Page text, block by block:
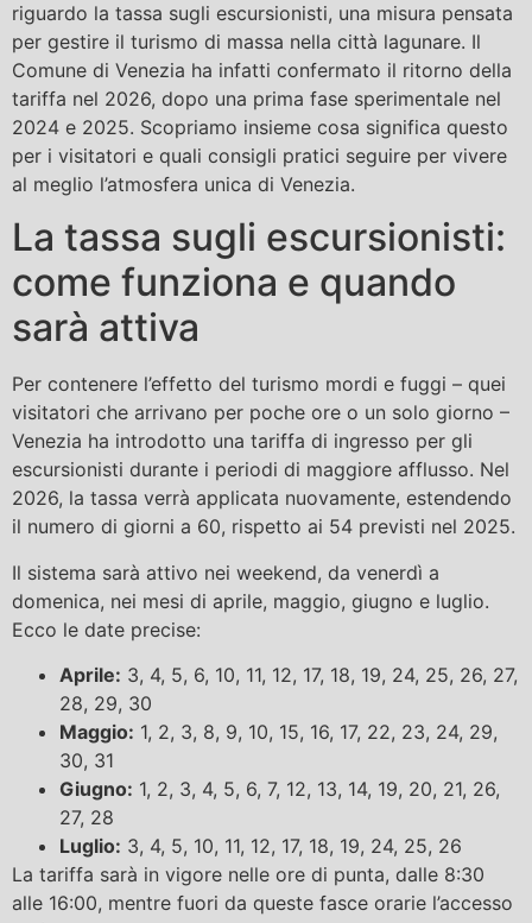
riguardo la tassa sugli escursionisti, una misura pensata
per gestire il turismo di massa nella città lagunare. Il
Comune di Venezia ha infatti confermato il ritorno della
tariffa nel 2026, dopo una prima fase sperimentale nel
2024 e 2025. Scopriamo insieme cosa significa questo
per i visitatori e quali consigli pratici seguire per vivere
al meglio l’atmosfera unica di Venezia.
La tassa sugli escursionisti:
come funziona e quando
sarà attiva
Per contenere l’effetto del turismo mordi e fuggi – quei
visitatori che arrivano per poche ore o un solo giorno –
Venezia ha introdotto una tariffa di ingresso per gli
escursionisti durante i periodi di maggiore afflusso. Nel
2026, la tassa verrà applicata nuovamente, estendendo
il numero di giorni a 60, rispetto ai 54 previsti nel 2025.
Il sistema sarà attivo nei weekend, da venerdì a
domenica, nei mesi di aprile, maggio, giugno e luglio.
Ecco le date precise:
Aprile: 3, 4, 5, 6, 10, 11, 12, 17, 18, 19, 24, 25, 26, 27,
28, 29, 30
Maggio: 1, 2, 3, 8, 9, 10, 15, 16, 17, 22, 23, 24, 29,
30, 31
Giugno: 1, 2, 3, 4, 5, 6, 7, 12, 13, 14, 19, 20, 21, 26,
27, 28
Luglio: 3, 4, 5, 10, 11, 12, 17, 18, 19, 24, 25, 26
La tariffa sarà in vigore nelle ore di punta, dalle 8:30
alle 16:00, mentre fuori da queste fasce orarie l’accesso